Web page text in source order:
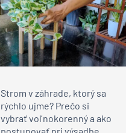
Strom v záhrade, ktorý sa
rýchlo ujme? Prečo si
vybrať voľnokorenný a ako
postupovať pri výsadbe